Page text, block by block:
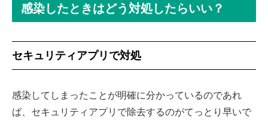
感染したときはどう対処したらいい？
セキュリティアプリで対処
感染してしまったことが明確に分かっているのであれ
ば、セキュリティアプリで除去するのがてっとり早いで